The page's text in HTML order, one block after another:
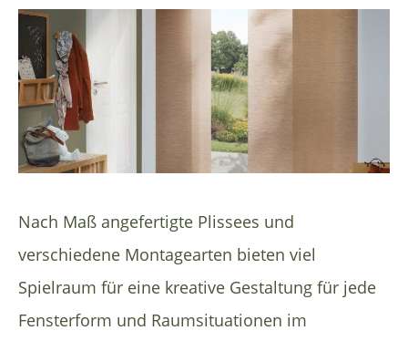
Nach Maß angefertigte Plissees und
verschiedene Montagearten bieten viel
Spielraum für eine kreative Gestaltung für jede
Fensterform und Raumsituationen im